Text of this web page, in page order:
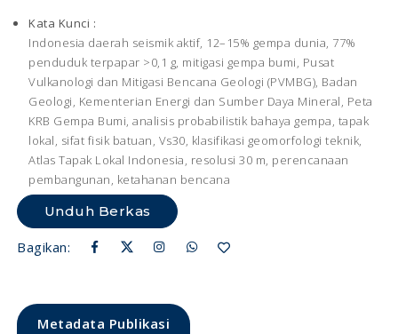
Kata Kunci :
Indonesia daerah seismik aktif, 12–15% gempa dunia, 77%
penduduk terpapar >0,1 g, mitigasi gempa bumi, Pusat
Vulkanologi dan Mitigasi Bencana Geologi (PVMBG), Badan
Geologi, Kementerian Energi dan Sumber Daya Mineral, Peta
KRB Gempa Bumi, analisis probabilistik bahaya gempa, tapak
lokal, sifat fisik batuan, Vs30, klasifikasi geomorfologi teknik,
Atlas Tapak Lokal Indonesia, resolusi 30 m, perencanaan
pembangunan, ketahanan bencana
Unduh Berkas
Bagikan:
Metadata Publikasi